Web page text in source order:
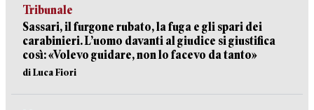
Tribunale
Sassari, il furgone rubato, la fuga e gli spari dei
carabinieri. L’uomo davanti al giudice si giustifica
così: «Volevo guidare, non lo facevo da tanto»
di Luca Fiori